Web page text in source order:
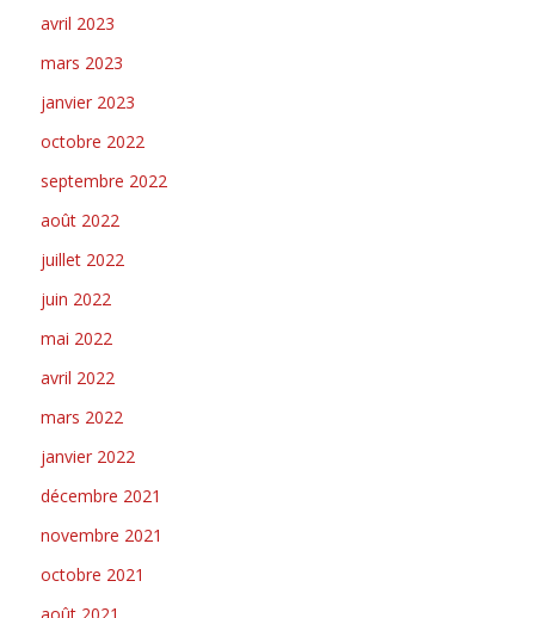
avril 2023
mars 2023
janvier 2023
octobre 2022
septembre 2022
août 2022
juillet 2022
juin 2022
mai 2022
avril 2022
mars 2022
janvier 2022
décembre 2021
novembre 2021
octobre 2021